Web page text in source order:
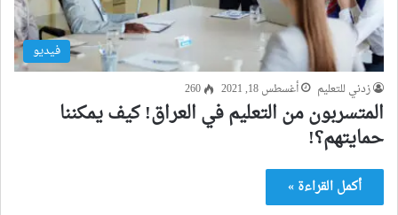
فيديو
زدني للتعليم أغسطس 18, 2021 260
المتسربون من التعليم في العراق! كيف يمكننا
حمايتهم؟!
أكمل القراءة »